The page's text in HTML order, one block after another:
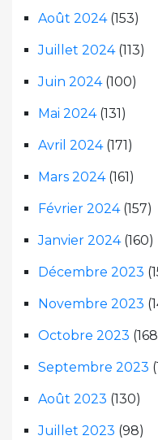
Août 2024(153)
Juillet 2024(113)
Juin 2024(100)
Mai 2024(131)
Avril 2024(171)
Mars 2024(161)
Février 2024(157)
Janvier 2024(160)
Décembre 2023
Novembre 2023
Octobre 2023
Septembre 2023
Août 2023 (130)
Juillet 2023 (98)